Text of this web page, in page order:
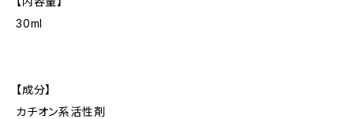
30ml
【成分】
カチオン系活性剤